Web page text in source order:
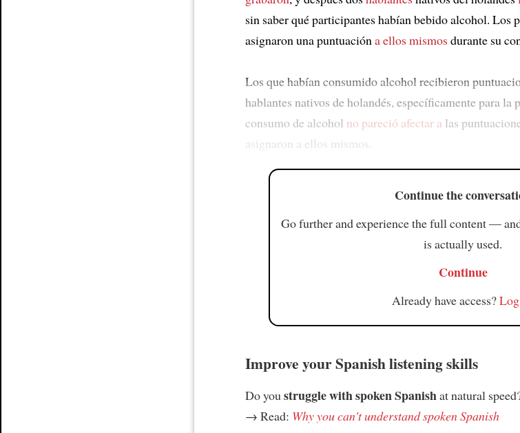
sin saber qué participantes habían bebido alcohol. Los
asignaron una puntuacióna ellos mismosdurante su
Los que habían consumido alcohol recibieron
hablantes nativos de holandés, específicamente para la
consumo de alcohol no pareció afectar a las
asignaron a ellos mismos.
Continue the
Go further and experience the full content —
is actually used.
Continue
Already have access?
Improve your Spanish listening skills
Do youstruggle with spoken Spanishat natural
→ Read: Why you can't understand spoken Spanish